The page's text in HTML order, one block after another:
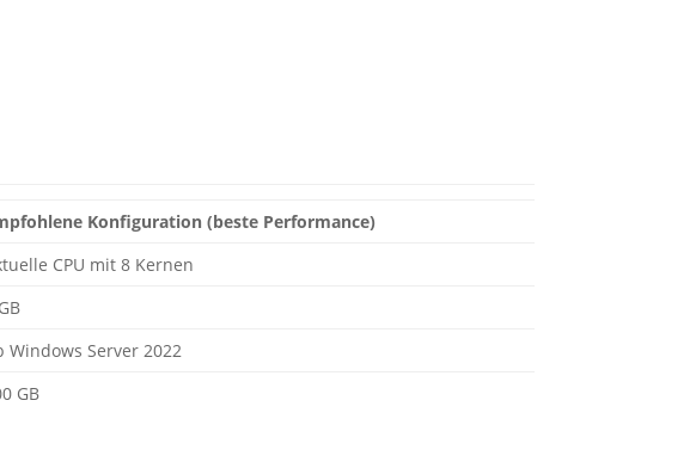
Konfiguration (beste Performance)
CPU mit 8 Kernen
Windows Server 2022
GB